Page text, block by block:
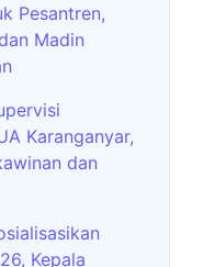
Pesantren,
Madin
Karanganyar,
dan
Kepala